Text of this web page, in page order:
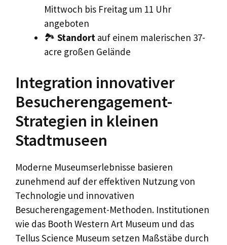
Mittwoch bis Freitag um 11 Uhr
angeboten
🏞️ Standort auf einem malerischen 37-
acre großen Gelände
Integration innovativer
Besucherengagement-
Strategien in kleinen
Stadtmuseen
Moderne Museumserlebnisse basieren
zunehmend auf der effektiven Nutzung von
Technologie und innovativen
Besucherengagement-Methoden. Institutionen
wie das Booth Western Art Museum und das
Tellus Science Museum setzen Maßstäbe durch